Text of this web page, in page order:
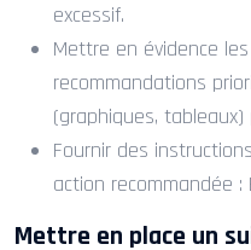
excessif.
Mettre en évidence
recommandations
(graphiques,
Fournir des
action recommandée
Mettre en place un